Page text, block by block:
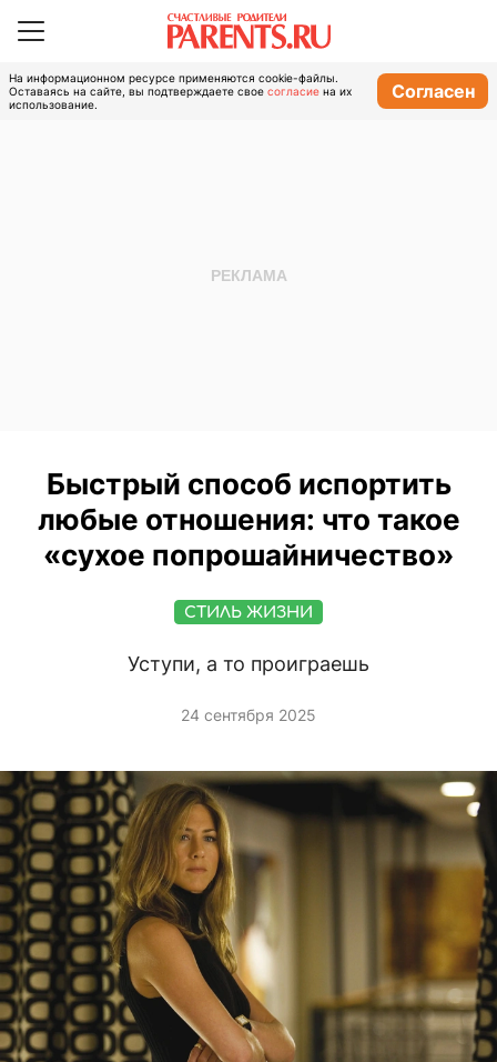
На информационном ресурсе применяются cookie-файлы.
Оставаясь на сайте, вы подтверждаете свое согласие на их
использование.
Согласен
Быстрый способ испортить
любые отношения: что такое
«сухое попрошайничество»
СТИЛЬ ЖИЗНИ
Уступи, а то проиграешь
24 сентября 2025